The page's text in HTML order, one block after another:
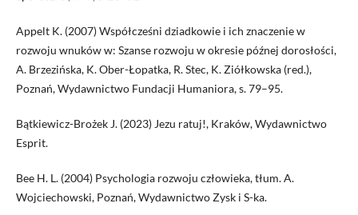
Appelt K. (2007) Współcześni dziadkowie i ich znaczenie w
rozwoju wnuków w: Szanse rozwoju w okresie późnej dorosłości,
A. Brzezińska, K. Ober-Łopatka, R. Stec, K. Ziółkowska (red.),
Poznań, Wydawnictwo Fundacji Humaniora, s. 79–95.
Bątkiewicz-Brożek J. (2023) Jezu ratuj!, Kraków, Wydawnictwo
Esprit.
Bee H. L. (2004) Psychologia rozwoju człowieka, tłum. A.
Wojciechowski, Poznań, Wydawnictwo Zysk i S-ka.